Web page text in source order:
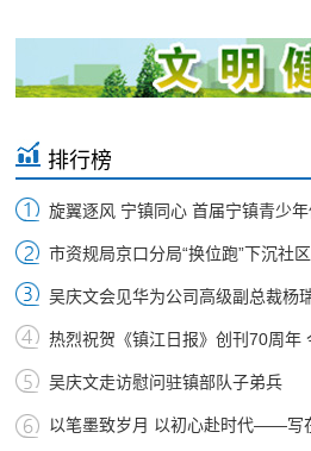
排行榜
旋翼逐风 宁镇同心 首届宁镇青少
市资规局京口分局“换位跑”下沉社区
吴庆文会见华为公司高级副总裁杨
热烈祝贺《镇江日报》创刊70周年
吴庆文走访慰问驻镇部队子弟兵
以笔墨致岁月 以初心赴时代——写